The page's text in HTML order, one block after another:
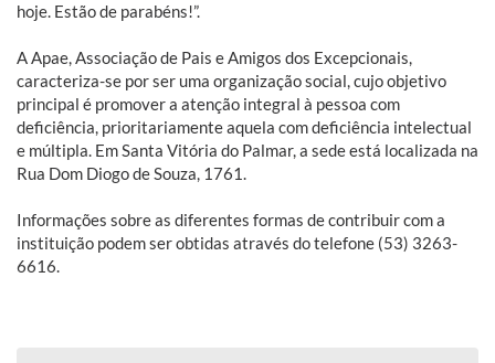
hoje. Estão de parabéns!”.
A Apae, Associação de Pais e Amigos dos Excepcionais,
caracteriza-se por ser uma organização social, cujo objetivo
principal é promover a atenção integral à pessoa com
deficiência, prioritariamente aquela com deficiência intelectual
e múltipla. Em Santa Vitória do Palmar, a sede está localizada na
Rua Dom Diogo de Souza, 1761.
Informações sobre as diferentes formas de contribuir com a
instituição podem ser obtidas através do telefone (53) 3263-
6616.